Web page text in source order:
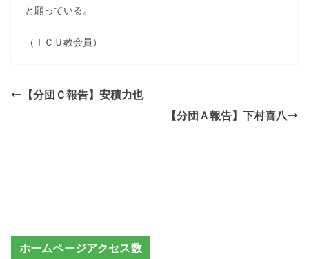
と願っている。
（ＩＣＵ教会員）
【分団Ｃ報告】安積力也
【分団Ａ報告】下村喜八
ホームページアクセス数